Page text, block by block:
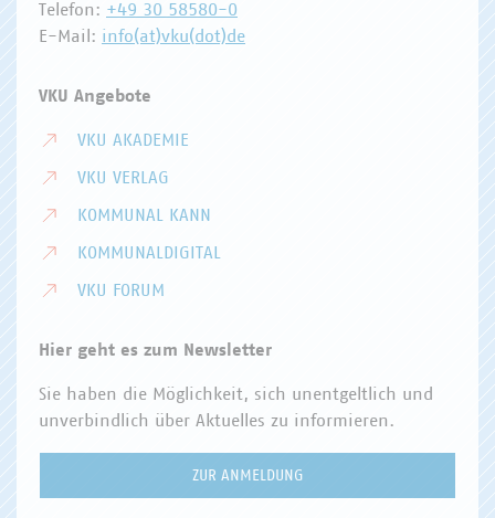
Telefon: +49 30 58580-0
E-Mail: info(at)vku(dot)de
VKU Angebote
VKU AKADEMIE
VKU VERLAG
KOMMUNAL KANN
KOMMUNALDIGITAL
VKU FORUM
Hier geht es zum Newsletter
Sie haben die Möglichkeit, sich unentgeltlich und
unverbindlich über Aktuelles zu informieren.
ZUR ANMELDUNG